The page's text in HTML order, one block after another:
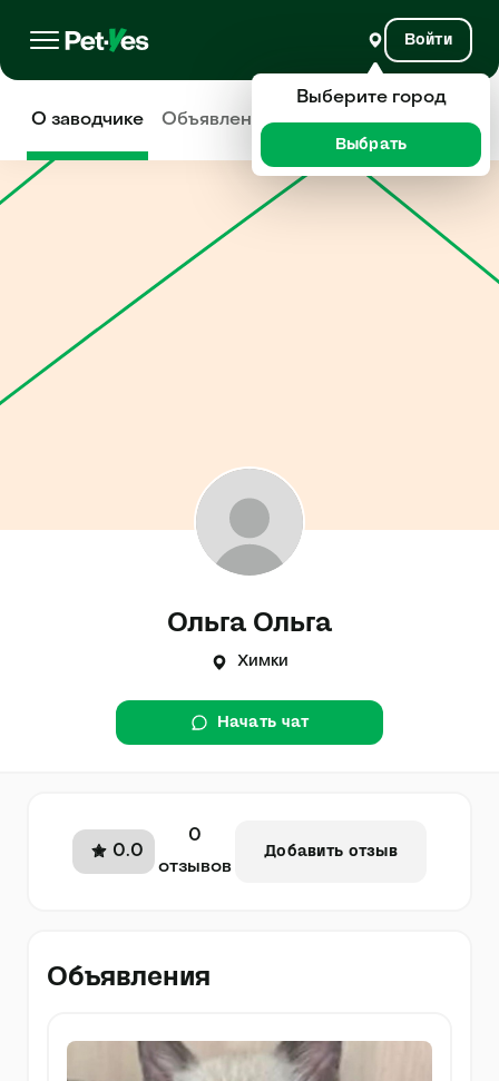
Войти
О заводчике Объявления Отзывы
Ольга Ольга
Химки
Начать чат
0.0
0
отзывов
Добавить отзыв
Объявления
Выберите город
Выбрать